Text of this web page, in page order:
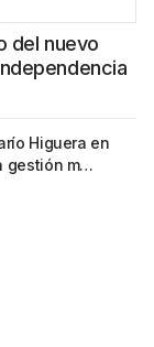
del nuevo
Higuera en
gestión m…